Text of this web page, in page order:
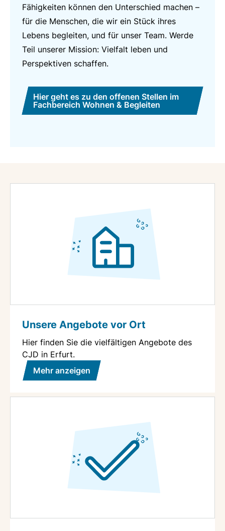
Fähigkeiten können den Unterschied machen –
für die Menschen, die wir ein Stück ihres
Lebens begleiten, und für unser Team. Werde
Teil unserer Mission: Vielfalt leben und
Perspektiven schaffen.
Hier geht es zu den offenen Stellen im
Fachbereich Wohnen & Begleiten
Unsere Angebote vor Ort
Hier finden Sie die vielfältigen Angebote des
CJD in Erfurt.
Mehr anzeigen